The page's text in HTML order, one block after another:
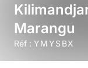
Marangu
Réf : YMYSBX